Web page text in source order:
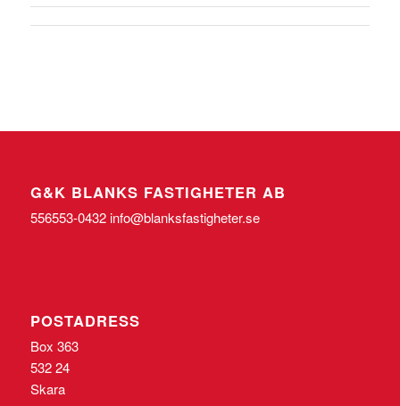
G&K BLANKS FASTIGHETER AB
556553-0432 info@blanksfastigheter.se
POSTADRESS
Box 363
532 24
Skara